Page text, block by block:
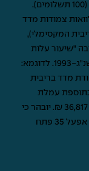
והמקסימלית להחזר הלוואה הינה כשמונה שנים (100 תשלומים).
צמודות מדד
המקסימלי),
גובה "שיעור עלות
האשראי המרבי" בהתאם לחוק אשראי הוגן התשנ"ג-1993. לדוגמא:
תשלומים, צמודת מדד בריבית
של 8.5%, העלות הכוללת תהיה 9.66% בתוספת עמלת
פתיחת תיק בסך 490 ₪. *סה"כ תשלומי לקוח – 36,817 ₪. יובהר כי
ההערכה כפופה לשינויים במדד ושינויים נוספים. אפעל 35 פתח